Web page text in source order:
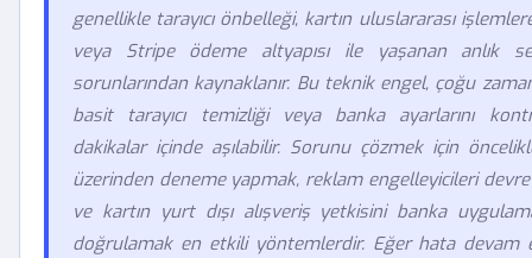
genellikle tarayıcı önbelleği, kartın uluslararası işlemlere
veya Stripe ödeme altyapısı ile yaşanan anlık
sorunlarından kaynaklanır. Bu teknik engel, çoğu zaman
basit tarayıcı temizliği veya banka ayarlarını
dakikalar içinde aşılabilir. Sorunu çözmek için
üzerinden deneme yapmak, reklam engelleyicileri devre
ve kartın yurt dışı alışveriş yetkisini banka
doğrulamak en etkili yöntemlerdir. Eğer hata devam